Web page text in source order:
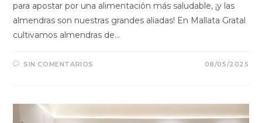
para apostar por una alimentación más saludable, ¡y las
almendras son nuestras grandes aliadas! En Mallata Gratal
cultivamos almendras de…
SIN COMENTARIOS 08/05/2025